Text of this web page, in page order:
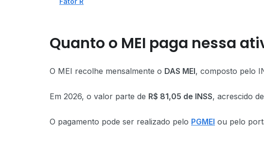
Quanto o MEI paga nessa
O MEI recolhe mensalmente o DAS MEI, composto pelo
Em 2026, o valor parte de R$ 81,05 de INSS, acrescido de
O pagamento pode ser realizado pelo PGMEI ou pelo